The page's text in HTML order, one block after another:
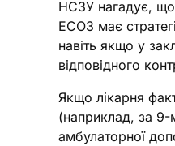
НСЗУ нагадує,
ЕСОЗ має
навіть якщо у
відповідного
Якщо лікарня
(наприклад, за
амбулаторної